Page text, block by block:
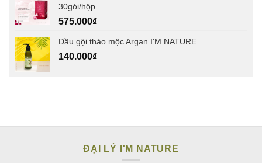
30gói/hộp
575.000₫
Dầu gội thảo mộc Argan I'M NATURE
140.000₫
ĐẠI LÝ I'M NATURE